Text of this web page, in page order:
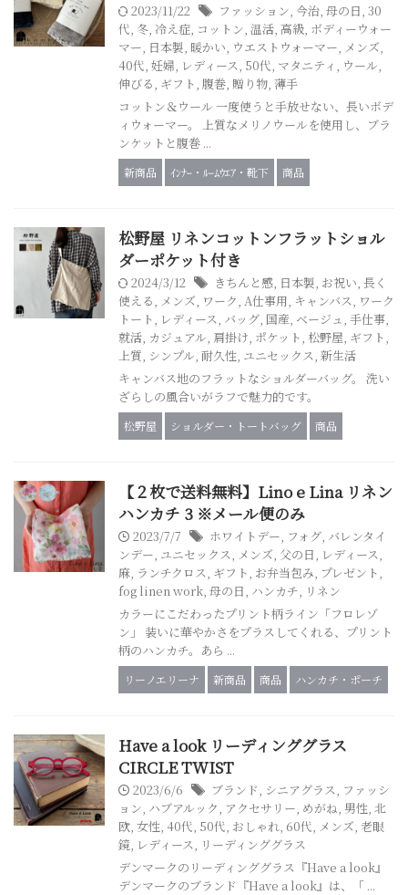
2023/11/22 ファッション, 今治, 母の日, 30
代, 冬, 冷え症, コットン, 温活, 高級, ボディーウォー
マー, 日本製, 暖かい, ウエストウォーマー, メンズ,
40代, 妊婦, レディース, 50代, マタニティ , ウール,
伸びる, ギフト, 腹巻, 贈り物, 薄手
コットン＆ウール 一度使うと手放せない、長いボデ
ィウォーマー。 上質なメリノウールを使用し、ブラ
ンケットと腹巻 ...
新商品 ｲﾝﾅｰ・ﾙｰﾑｳｴｱ・靴下 商品
松野屋 リネンコットンフラットショル
ダーポケット付き
2024/3/12 きちんと感, 日本製, お祝い, 長く
使える, メンズ, ワーク, A仕事用, キャンバス, ワーク
トート, レディース, バッグ, 国産, ベージュ, 手仕事,
就活, カジュアル, 肩掛け, ポケット, 松野屋, ギフト,
上質, シンプル, 耐久性, ユニセックス, 新生活
キャンバス地のフラットなショルダーバッグ。 洗い
ざらしの風合いがラフで魅力的です。
松野屋 ショルダー・トートバッグ 商品
【２枚で送料無料】Lino e Lina リネン
ハンカチ 3 ※メール便のみ
2023/7/7 ホワイトデー, フォグ, バレンタイ
ンデー, ユニセックス, メンズ, 父の日, レディース,
麻, ランチクロス, ギフト, お弁当包み, プレゼント,
fog linen work, 母の日, ハンカチ, リネン
カラーにこだわったプリント柄ライン「フロレゾ
ン」 装いに華やかさをプラスしてくれる、プリント
柄のハンカチ。あら ...
リーノエリーナ 新商品 商品 ハンカチ・ポーチ
Have a look リーディンググラス
CIRCLE TWIST
2023/6/6 ブランド, シニアグラス, ファッシ
ョン, ハブアルック, アクセサリー, めがね, 男性, 北
欧, 女性, 40代, 50代, おしゃれ, 60代, メンズ, 老眼
鏡, レディース, リーディンググラス
デンマークのリーディンググラス『Have a look』
デンマークのブランド『Have a look』は、「 ...